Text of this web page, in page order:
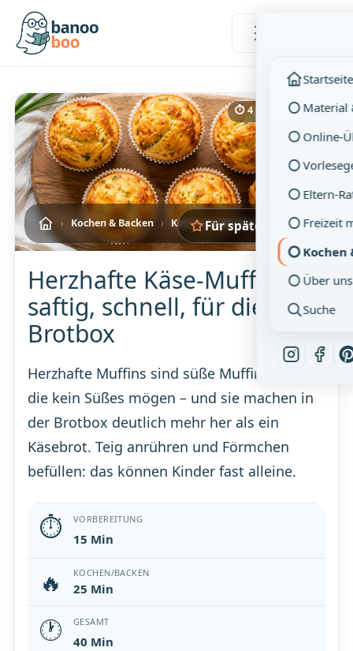
Startseite
Material
Online-
Eltern-
Freizeit
Kochen
Über uns
Suche
› Kochen & Backen › Kochen & Backen mit Kindern
⏱ 4 Min. Lesezeit
Für später merken
Herzhafte Käse-Muffins –
saftig, schnell, für die
Brotbox
Herzhafte Muffins sind süße Muffins für alle,
die kein Süßes mögen – und sie machen in
der Brotbox deutlich mehr her als ein
Käsebrot. Teig anrühren und Förmchen
befüllen: das können Kinder fast alleine.
⏱ VORBEREITUNG
15 Min
🔥 KOCHEN/BACKEN
25 Min
🕐 GESAMT
40 Min